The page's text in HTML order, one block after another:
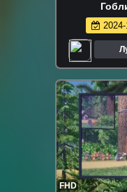
FHD